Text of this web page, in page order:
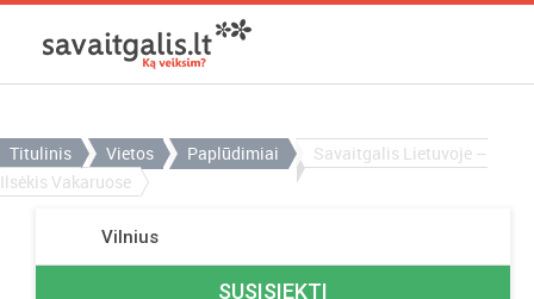
Titulinis Vietos Paplūdimiai
Savaitgalis Lietuvoje –
Ilsėkis Vakaruose
Vilnius
SUSISIEKTI